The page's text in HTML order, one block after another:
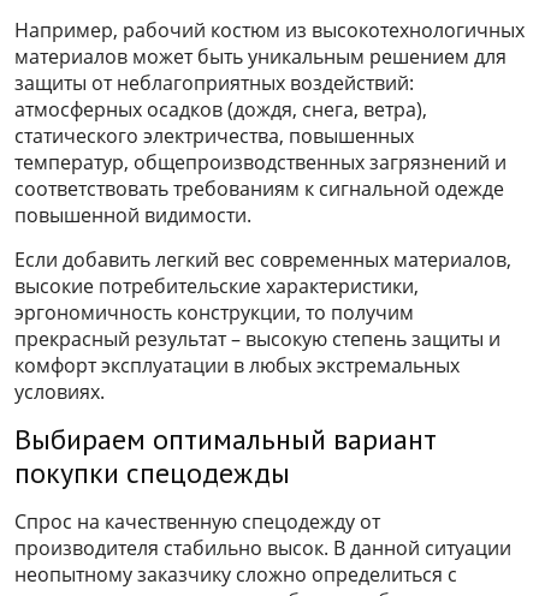
Например, рабочий костюм из высокотехнологичных
материалов может быть уникальным решением для
защиты от неблагоприятных воздействий:
атмосферных осадков (дождя, снега, ветра),
статического электричества, повышенных
температур, общепроизводственных загрязнений и
соответствовать требованиям к сигнальной одежде
повышенной видимости.
Если добавить легкий вес современных материалов,
высокие потребительские характеристики,
эргономичность конструкции, то получим
прекрасный результат – высокую степень защиты и
комфорт эксплуатации в любых экстремальных
условиях.
Выбираем оптимальный вариант
покупки спецодежды
Спрос на качественную спецодежду от
производителя стабильно высок. В данной ситуации
неопытному заказчику сложно определиться с